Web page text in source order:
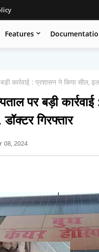
Features
कार्रवाई : प्रशासन ने किया सील,
पर बड़ी
गिरफ्तार
08, 2024